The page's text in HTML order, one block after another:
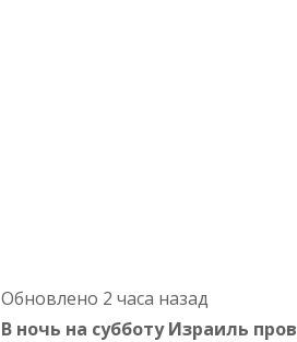
Обновлено 2 часа назад
В ночь на субботу Израиль